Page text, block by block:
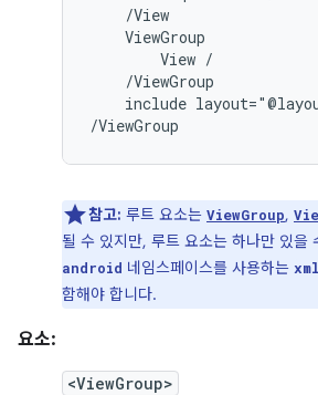
ViewGroup
View
include
/ViewGroup
참고: 루트 요소는 ViewGroup,
될 수 있지만, 루트 요소는 하나만 있을
android 네임스페이스를 사용하는
함해야 합니다.
요소:
<ViewGroup>